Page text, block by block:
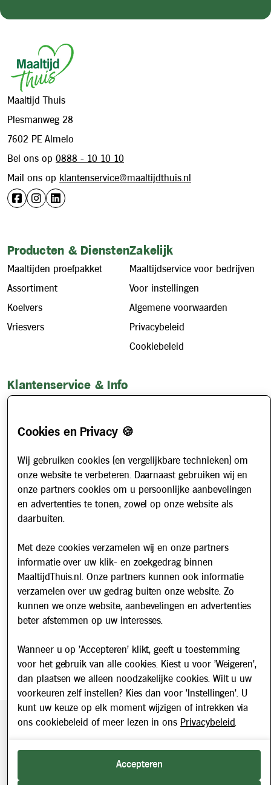
Maaltijd Thuis
Plesmanweg 28
7602 PE Almelo
Bel ons op 0888 - 10 10 10
Mail ons op klantenservice@maaltijdthuis.nl
Producten & Diensten
Maaltijden proefpakket
Assortiment
Koelvers
Vriesvers
Zakelijk
Maaltijdservice voor bedrijven
Voor instellingen
Algemene voorwaarden
Privacybeleid
Cookiebeleid
Klantenservice & Info
Veelgestelde vragen
Werken bij
Nieuws
Nieuwsbrief
Schrijf u in voor onze nieuwsbrief en blijf op de hoogte van
updates over Maaltijd Thuis!
E-mailadres
Beveiligde betaling middels SEPA incasso. Getoonde prijzen
2026 © Maaltijd Thuis. Alle rechten voorbehouden.
Cookies en Privacy 🍪
Wij gebruiken cookies (en vergelijkbare technieken) om
onze website te verbeteren. Daarnaast gebruiken wij en
onze partners cookies om u persoonlijke aanbevelingen
en advertenties te tonen, zowel op onze website als
daarbuiten.
Met deze cookies verzamelen wij en onze partners
informatie over uw klik- en zoekgedrag binnen
MaaltijdThuis.nl. Onze partners kunnen ook informatie
verzamelen over uw gedrag buiten onze website. Zo
kunnen we onze website, aanbevelingen en advertenties
beter afstemmen op uw interesses.
Wanneer u op 'Accepteren' klikt, geeft u toestemming
voor het gebruik van alle cookies. Kiest u voor 'Weigeren',
dan plaatsen we alleen noodzakelijke cookies. Wilt u uw
voorkeuren zelf instellen? Kies dan voor 'Instellingen'. U
kunt uw keuze op elk moment wijzigen of intrekken via
ons cookiebeleid of meer lezen in ons Privacybeleid.
Accepteren